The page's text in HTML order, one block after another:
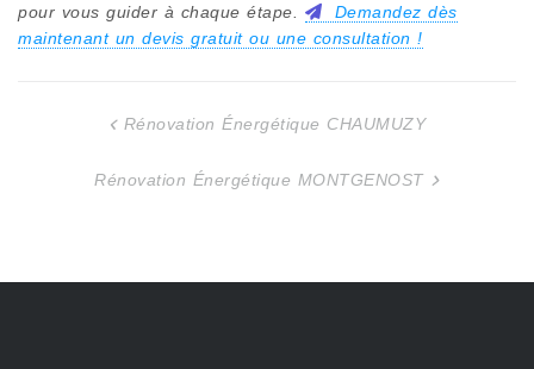
pour vous guider à chaque étape.
Demandez dès
maintenant un devis gratuit ou une consultation !
Rénovation Énergétique CHAUMUZY
Rénovation Énergétique MONTGENOST